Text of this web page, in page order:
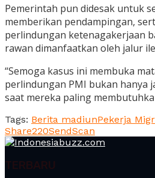
Pemerintah pun didesak untuk
memberikan pendampingan,
perlindungan ketenagakerjaan
rawan dimanfaatkan oleh jalur
“Semoga kasus ini membuka
perlindungan PMI bukan hanya
saat mereka paling
Tags: Berita madiunPekerja
Share220SendScan
TERBARU